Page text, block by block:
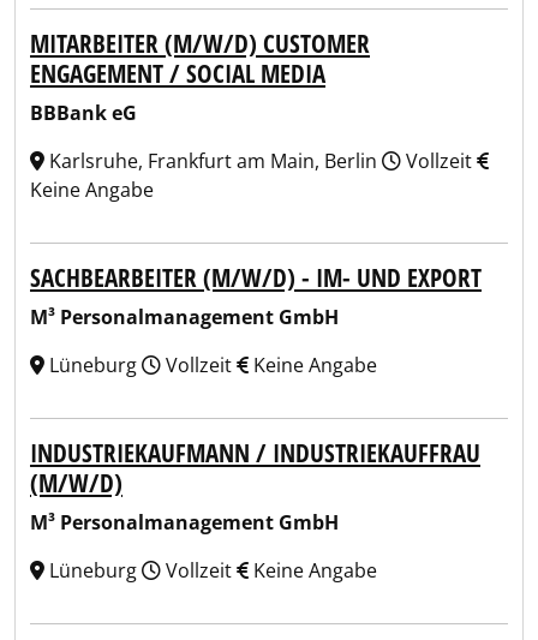
MITARBEITER (M/W/D) CUSTOMER
ENGAGEMENT / SOCIAL MEDIA
BBBank eG
Karlsruhe, Frankfurt am Main, Berlin
Vollzeit
Keine Angabe
SACHBEARBEITER (M/W/D) - IM- UND EXPORT
M³ Personalmanagement GmbH
Lüneburg
Vollzeit Keine Angabe
INDUSTRIEKAUFMANN / INDUSTRIEKAUFFRAU
(M/W/D)
M³ Personalmanagement GmbH
Lüneburg
Vollzeit Keine Angabe